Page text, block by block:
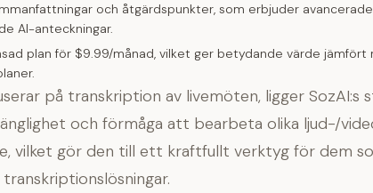
och åtgärdspunkter, som erbjuder
AI-anteckningar.
plan för $9.99/månad, vilket ger betydande värde jämfört
på transkription av livemöten, ligger SozAI:s
och förmåga att bearbeta olika ljud-/
vilket gör den till ett kraftfullt verktyg för dem